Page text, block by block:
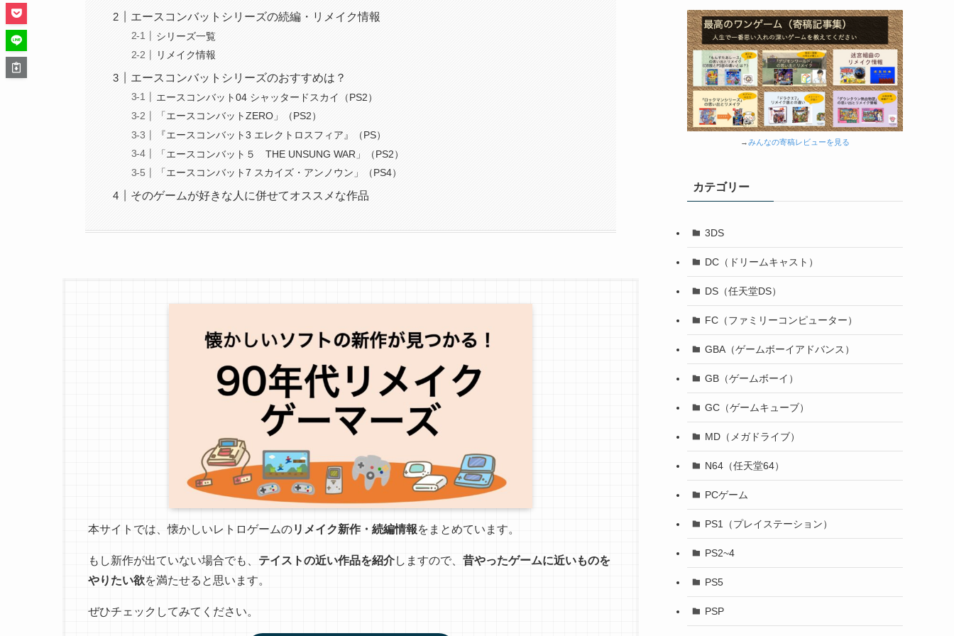
エースコンバットシリーズの続編・リメイク情報
シリーズ一覧
リメイク情報
エースコンバットシリーズのおすすめは？
エースコンバット04 シャッタードスカイ（PS2）
「エースコンバットZERO」（PS2）
『エースコンバット3 エレクトロスフィア』（PS）
「エースコンバット５ THE UNSUNG WAR」（PS2）
「エースコンバット7 スカイズ・アンノウン」（PS4）
そのゲームが好きな人に併せてオススメな作品
本サイトでは、懐かしいレトロゲームのリメイク新作・続編情報をまとめています。
もし新作が出ていない場合でも、 テイストの近い作品を紹介しますので、 昔やったゲームに近いものを
やりたい欲を満たせると思います。
ぜひチェックしてみてください。
→みんなの寄稿レビューを見る
カテゴリー
3DS
DC（ドリームキャスト）
DS（任天堂DS）
FC（ファミリーコンピューター）
GBA（ゲームボーイアドバンス）
GB（ゲームボーイ）
GC（ゲームキューブ）
MD（メガドライブ）
N64（任天堂64）
PCゲーム
PS1（プレイステーション）
PS2~4
PS5
PSP